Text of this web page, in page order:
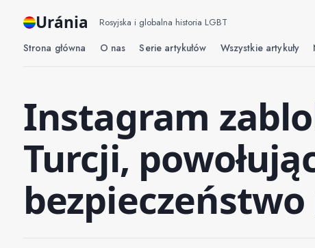
Uránia Rosyjska i globalna historia LGBT
Strona główna O nas Serie artykułów Wszystkie artykuły
Instagram
Turcji,